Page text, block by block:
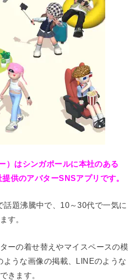
）はシンガポールに本社のある
供のアバターSNSアプリです。
話題沸騰中で、10～30代で一気に
す。
ーの着せ替えやマイスペースの模
ような画像の掲載、LINEのような
きます。